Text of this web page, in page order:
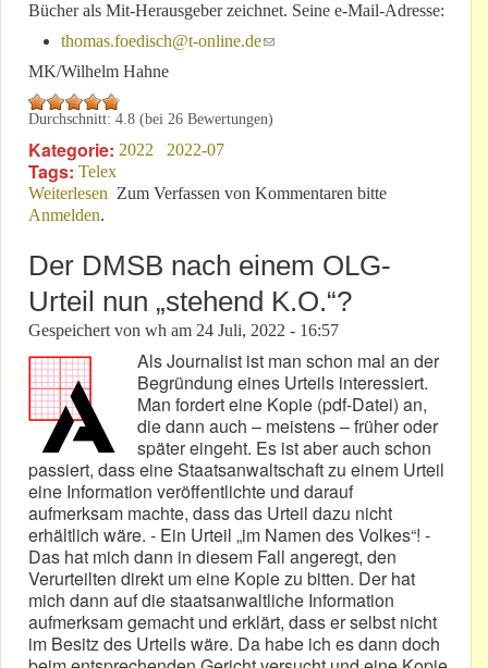
Bücher als Mit-Herausgeber zeichnet. Seine e-Mail-Adresse:
thomas.foedisch@t-online.de(link sends e-mail)
MK/Wilhelm Hahne
Durchschnitt: 4.8 (bei 26 Bewertungen)
Kategorie: 2022 2022-07
Tags: Telex
Weiterlesen über „Taffy“ & „Erinnerungen“ an Graf Berghe von
Zum Verfassen von Kommentaren bitte
Anmelden.
Der DMSB nach einem OLG-
Urteil nun „stehend K.O.“?
Gespeichert von wh am 24 Juli, 2022 - 16:57
Als Journalist ist man schon mal an der
Begründung eines Urteils interessiert.
Man fordert eine Kopie (pdf-Datei) an,
die dann auch – meistens – früher oder
später eingeht. Es ist aber auch schon
passiert, dass eine Staatsanwaltschaft zu einem Urteil
eine Information veröffentlichte und darauf
aufmerksam machte, dass das Urteil dazu nicht
erhältlich wäre. - Ein Urteil „im Namen des Volkes“! -
Das hat mich dann in diesem Fall angeregt, den
Verurteilten direkt um eine Kopie zu bitten. Der hat
mich dann auf die staatsanwaltliche Information
aufmerksam gemacht und erklärt, dass er selbst nicht
im Besitz des Urteils wäre. Da habe ich es dann doch